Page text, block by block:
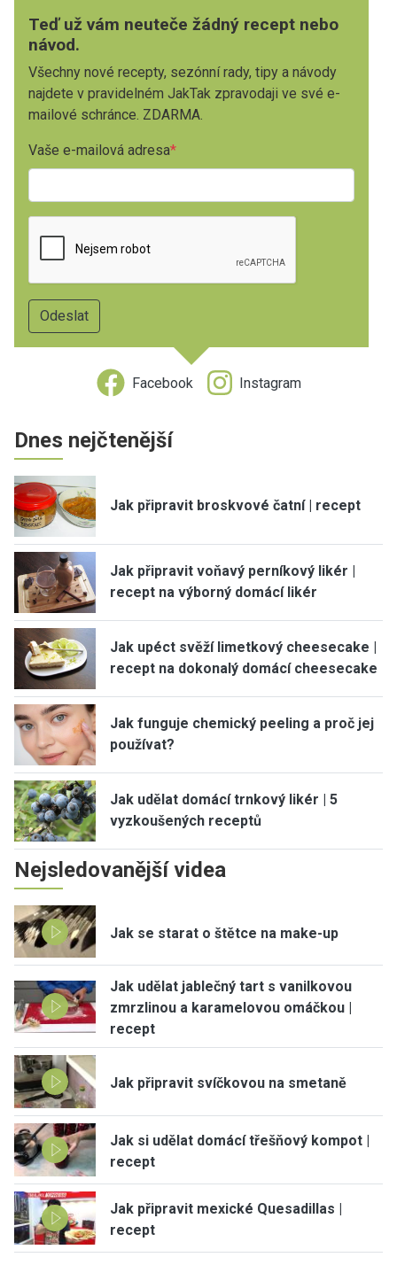
Teď už vám neuteče žádný recept nebo
návod.
Všechny nové recepty, sezónní rady, tipy a návody
najdete v pravidelném JakTak zpravodaji ve své e-
mailové schránce. ZDARMA.
Vaše e-mailová adresa
Facebook Instagram
Dnes nejčtenější
Jak připravit broskvové čatní | recept
Jak připravit voňavý perníkový likér |
recept na výborný domácí likér
Jak upéct svěží limetkový cheesecake |
recept na dokonalý domácí cheesecake
Jak funguje chemický peeling a proč jej
používat?
Jak udělat domácí trnkový likér | 5
vyzkoušených receptů
Nejsledovanější videa
Jak se starat o štětce na make-up
Jak udělat jablečný tart s vanilkovou
zmrzlinou a karamelovou omáčkou |
recept
Jak připravit svíčkovou na smetaně
Jak si udělat domácí třešňový kompot |
recept
Jak připravit mexické Quesadillas |
recept